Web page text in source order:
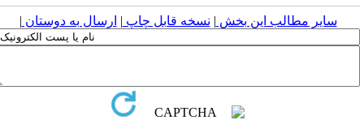
سایر مطالب این بخش | نسخه قابل چاپ| ارسال به دوستان|